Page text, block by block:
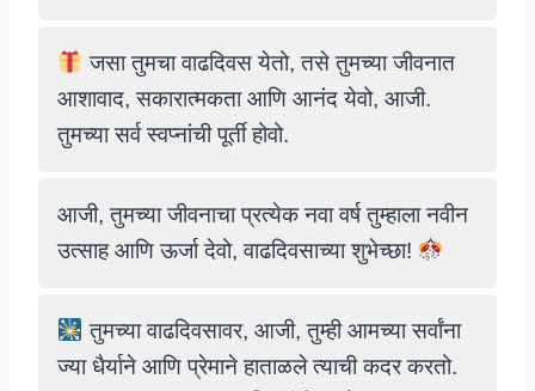
जसा तुमचा वाढदिवस येतो, तसे तुमच्या जीवनात
आशावाद, सकारात्मकता आणि आनंद येवो, आजी.
तुमच्या सर्व स्वप्नांची पूर्ती होवो.
आजी, तुमच्या जीवनाचा प्रत्येक नवा वर्ष तुम्हाला नवीन
उत्साह आणि ऊर्जा देवो, वाढदिवसाच्या शुभेच्छा!
तुमच्या वाढदिवसावर, आजी, तुम्ही आमच्या सर्वांना
ज्या धैर्याने आणि प्रेमाने हाताळले त्याची कदर करतो.